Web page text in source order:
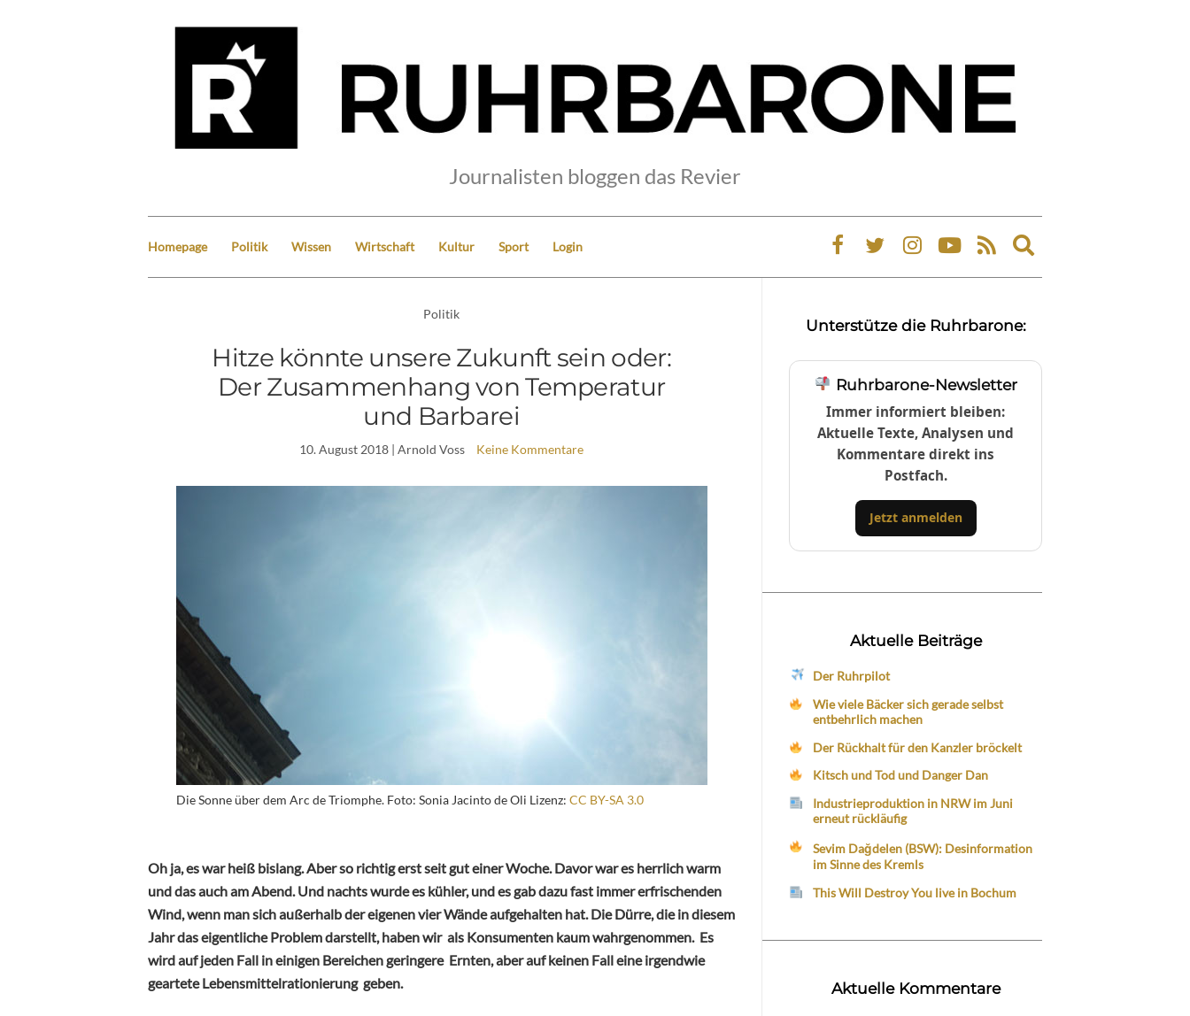
Journalisten bloggen das Revier
Homepage Politik Wissen Wirtschaft Kultur Sport Login
Expand
search
Politik
Hitze könnte unsere Zukunft sein oder:
Der Zusammenhang von Temperatur
und Barbarei
10. August 2018 | Arnold Voss Keine Kommentare
Die Sonne über dem Arc de Triomphe. Foto: Sonia Jacinto de Oli Lizenz: CC BY-SA 3.0
Oh ja, es war heiß bislang. Aber so richtig erst seit gut einer Woche. Davor war es herrlich warm
und das auch am Abend. Und nachts wurde es kühler, und es gab dazu fast immer erfrischenden
Wind, wenn man sich außerhalb der eigenen vier Wände aufgehalten hat. Die Dürre, die in diesem
Jahr das eigentliche Problem darstellt, haben wir als Konsumenten kaum wahrgenommen. Es
wird auf jeden Fall in einigen Bereichen geringere Ernten, aber auf keinen Fall eine irgendwie
geartete Lebensmittelrationierung geben.
Unterstütze die Ruhrbarone:
Ruhrbarone-Newsletter
Immer informiert bleiben:
Aktuelle Texte, Analysen und
Kommentare direkt ins
Postfach.
Jetzt anmelden
Aktuelle Beiträge
Der Ruhrpilot
Wie viele Bäcker sich gerade selbst
entbehrlich machen
Der Rückhalt für den Kanzler bröckelt
Kitsch und Tod und Danger Dan
Industrieproduktion in NRW im Juni
erneut rückläufig
Sevim Dağdelen (BSW): Desinformation
im Sinne des Kremls
This Will Destroy You live in Bochum
Aktuelle Kommentare